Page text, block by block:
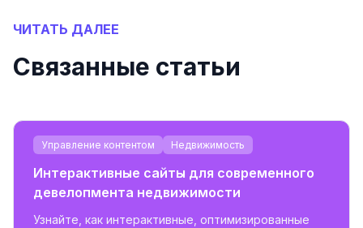
ЧИТАТЬ ДАЛЕЕ
Связанные статьи
Управление контентом Недвижимость
Интерактивные сайты для современного
девелопмента недвижимости
Узнайте, как интерактивные, оптимизированные